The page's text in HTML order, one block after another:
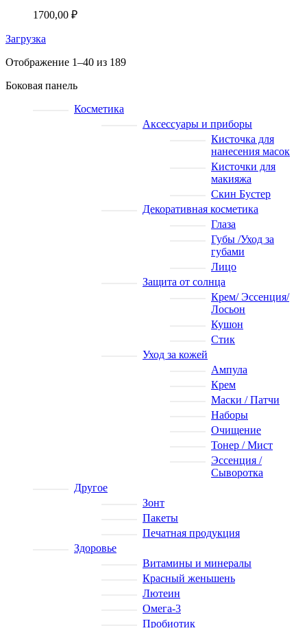
1700,00 ₽
Загрузка
Отображение 1–40 из 189
Боковая панель
Косметика
Аксессуары и приборы
Кисточка для
нанесения масок
Кисточки для
макияжа
Скин Бустер
Декоративная косметика
Глаза
Губы /Уход за
губами
Лицо
Защита от солнца
Крем/ Эссенция/
Лосьон
Кушон
Стик
Уход за кожей
Ампула
Крем
Маски / Патчи
Наборы
Очищение
Тонер / Мист
Эссенция /
Сыворотка
Другое
Зонт
Пакеты
Печатная продукция
Здоровье
Витамины и минералы
Красный женьшень
Лютеин
Омега-3
Пробиотик